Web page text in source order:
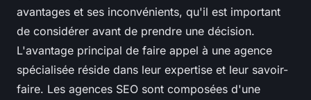
avantages et ses inconvénients, qu'il est important
de considérer avant de prendre une décision.
L'avantage principal de faire appel à une agence
spécialisée réside dans leur expertise et leur savoir-
faire. Les agences SEO sont composées d'une